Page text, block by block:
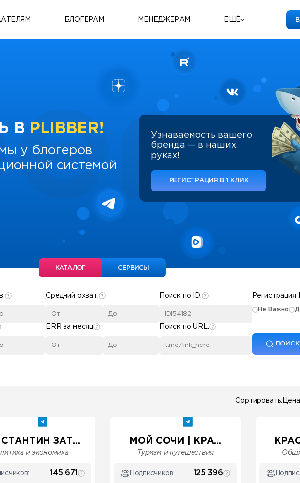
БЛОГЕРАМ МЕНЕДЖЕРАМ ЕЩЁ
В PLIBBER!
у блогеров
системой
Узнаваемость вашего
бренда — в наших
руках!
РЕГИСТРАЦИЯ В 1 КЛИК
КАТАЛОГ СЕРВИСЫ
Средний охват:
ERR за месяц
Поиск по ID:
Поиск по URL:
Регистрация
Не Важно
ПОИСК
Сортировать: Цена
ЗАТ...
и экономика
145 671
МОЙ СОЧИ | КРА...
Туризм и путешествия
Подписчиков: 125 396